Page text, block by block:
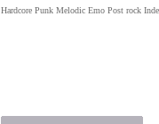
Hardcore Punk Melodic Emo Post rock